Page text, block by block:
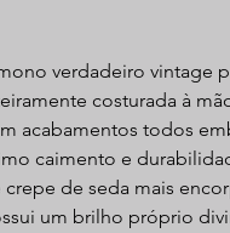
verdadeiro vintage
costurada à
acabamentos todos
caimento e
crepe de seda mais
um brilho próprio